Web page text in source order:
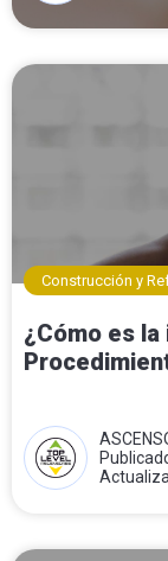
Construcción y
¿Cómo es